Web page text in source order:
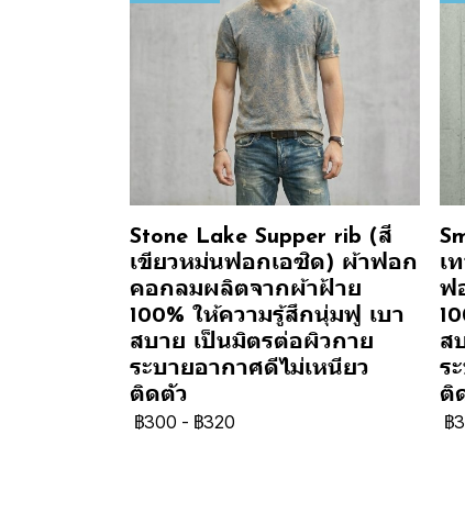
Stone Lake Supper rib (สี
เขียวหม่นฟอกเอซิด) ผ้าฟอก
คอกลมผลิตจากผ้าฝ้าย
100% ให้ความรู้สึกนุ่มฟู เบา
สบาย เป็นมิตรต่อผิวกาย
ระบายอากาศดีไม่เหนียว
ติดตัว
฿300 - ฿320
เ
ฟ
ส
ร
ติ
฿